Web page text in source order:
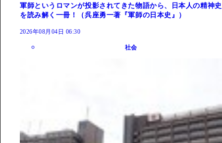
軍師というロマンが投影されてきた物語から、日本人の精神史
を読み解く一冊！（呉座勇一著『軍師の日本史』）
2026年08月04日 06:30
社会